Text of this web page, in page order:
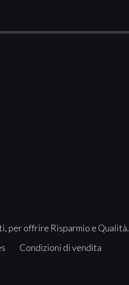
per offrire Risparmio e Qualità.
Condizioni di vendita